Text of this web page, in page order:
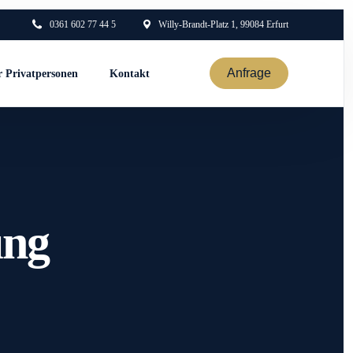
0361 602 77 44 5 Willy-Brandt-Platz 1, 99084 Erfurt
Privatpersonen Kontakt Anfrage